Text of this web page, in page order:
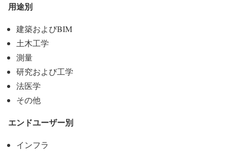
用途別
建築およびBIM
土木工学
測量
研究および工学
法医学
その他
エンドユーザー別
インフラ